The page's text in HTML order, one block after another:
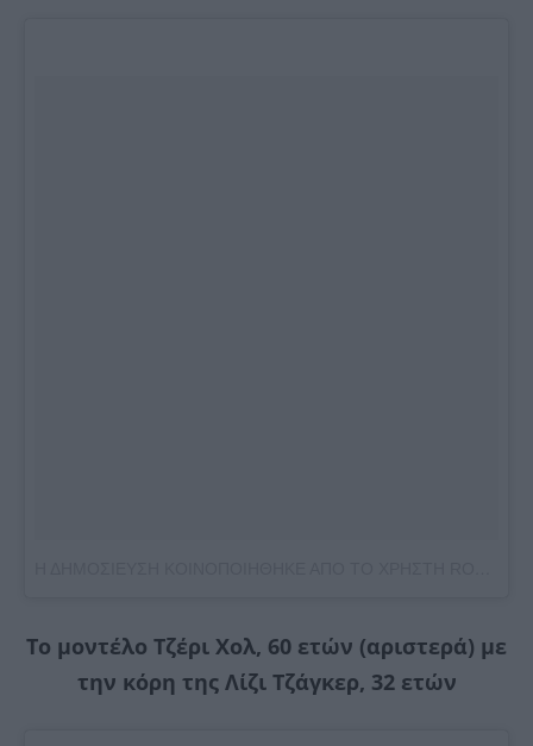
Το μοντέλο Τζέρι Χολ, 60 ετών (αριστερά) με
την κόρη της Λίζι Τζάγκερ, 32 ετών